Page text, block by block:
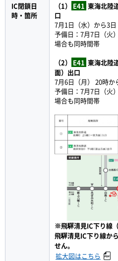
IC閉鎖日
時・箇所
（1） E41 東海北陸
口
7月1日（水）から3
予備日：7月7日（火
場合も同時間帯
（2）
E41 東海北陸
面）出口
7月6日（月） 20時か
予備日：7月7日（火
場合も同時間帯
※飛驒清見IC下り線
飛驒清見IC下り線か
せん。
拡大図はこちら